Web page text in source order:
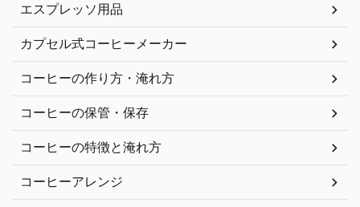
エスプレッソ用品
カプセル式コーヒーメーカー
コーヒーの作り方・淹れ方
コーヒーの保管・保存
コーヒーの特徴と淹れ方
コーヒーアレンジ